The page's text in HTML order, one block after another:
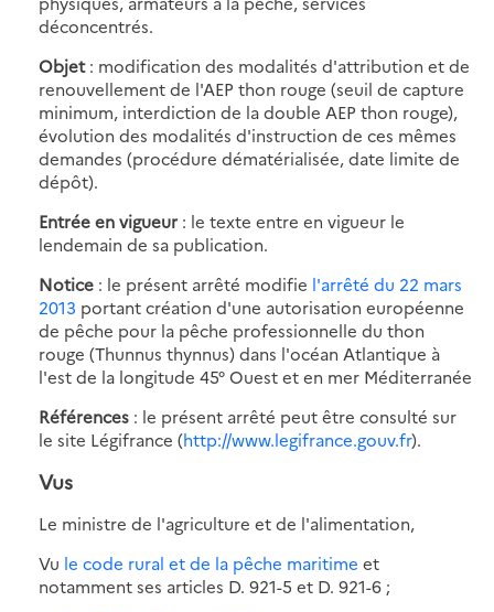
déconcentrés.
Objet: modification des modalités d'attribution et de
renouvellement de l'AEP thon rouge (seuil de capture
minimum, interdiction de la double AEP thon rouge),
évolution des modalités d'instruction de ces mêmes
demandes (procédure dématérialisée, date limite de
dépôt).
Entrée en vigueur : le texte entre en vigueur le
lendemain de sa publication.
Notice : le présent arrêté modifie l'arrêté du 22 mars
2013 portant création d'une autorisation européenne
de pêche pour la pêche professionnelle du thon
rouge (Thunnus thynnus) dans l'océan Atlantique à
l'est de la longitude 45° Ouest et en mer Méditerranée
Références : le présent arrêté peut être consulté sur
le site Légifrance (http://www.legifrance.gouv.fr).
Vus
Le ministre de l'agriculture et de l'alimentation,
Vu le code rural et de la pêche maritime et
notamment ses articles D. 921-5 et D. 921-6 ;